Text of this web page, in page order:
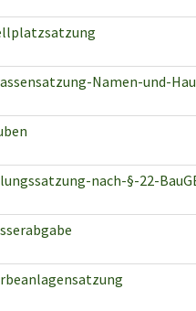
Namen-und-
nach-§-22-